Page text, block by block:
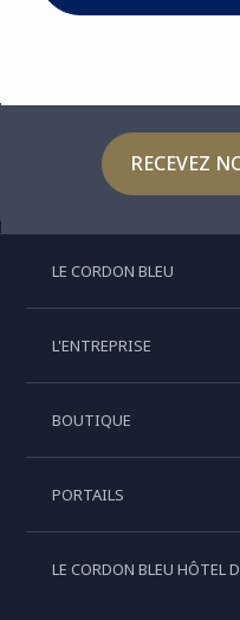
RECEVEZ
LE CORDON BLEU
L'ENTREPRISE
BOUTIQUE
PORTAILS
LE CORDON BLEU HÔTEL